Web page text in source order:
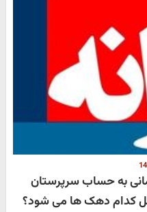
1 میلیون تومانی به حساب سرپرستان
کدام دهک ها می شود؟